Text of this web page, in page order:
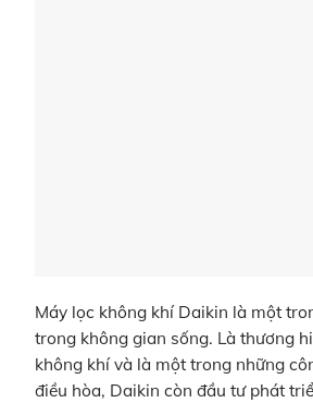
Máy lọc không khí Daikin là một
trong không gian sống. Là thương
không khí và là một trong những
điều hòa, Daikin còn đầu tư phát